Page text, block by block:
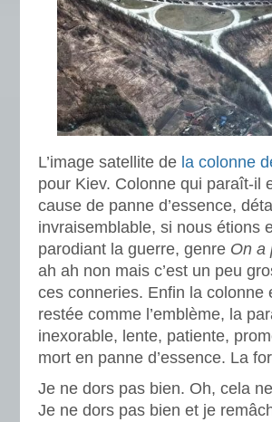
L’image satellite de la colonne
pour Kiev. Colonne qui paraît-il
cause de panne d’essence,
invraisemblable, si nous étions
parodiant la guerre, genre On a
ah ah non mais c’est un peu
ces conneries. Enfin la colonne
restée comme l’emblème, la
inexorable, lente, patiente,
mort en panne d’essence. La
Je ne dors pas bien. Oh, cela
Je ne dors pas bien et je